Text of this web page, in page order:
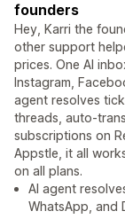
founders
Hey, Karri the
other support
prices. One AI
Instagram,
agent resolves
threads, auto-
subscriptions on
Appstle, it all
on all plans.
AI agent
WhatsApp, and